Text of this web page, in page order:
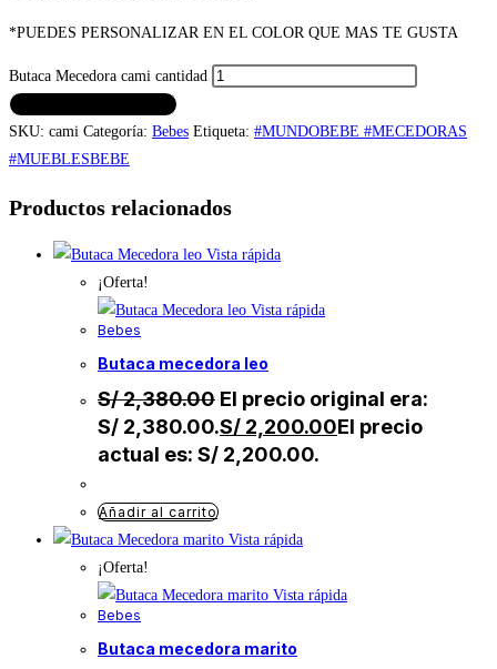
*PUEDES PERSONALIZAR EN EL COLOR QUE MAS TE GUSTA
Butaca Mecedora cami cantidad
SKU: cami Categoría: Bebes Etiqueta: #MUNDOBEBE #MECEDORAS
#MUEBLESBEBE
Productos relacionados
Vista rápida
¡Oferta!
Vista rápida
Bebes
butaca mecedora leo
S/2,380.00 El precio original era:
S/ 2,380.00.S/ 2,200.00El precio
actual es: S/ 2,200.00.
Añadir al carrito
Vista rápida
¡Oferta!
Vista rápida
Bebes
butaca mecedora marito